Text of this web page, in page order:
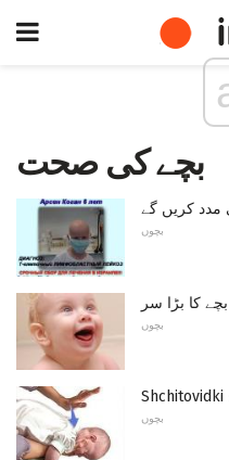
بچے کی صحت
کریں گے
بچوں
بچے کا بڑا سر
بچوں
بچوں